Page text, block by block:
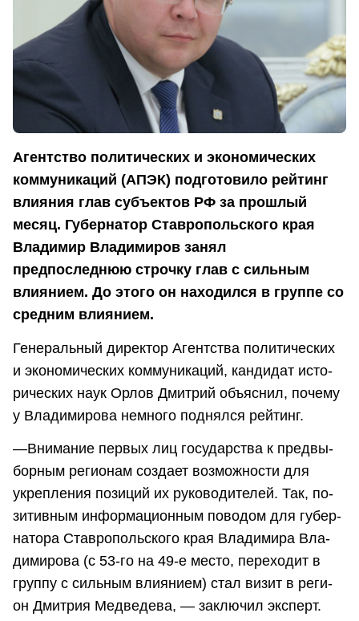
Агент­ство по­ли­ти­че­ских и эко­но­ми­че­ских
ком­му­ни­ка­ций (АПЭК) подготовило рейтинг
влияния глав субъектов РФ за прошлый
месяц. Губернатор Ставропольского края
Владимир Владимиров занял
предпоследнюю строчку глав с сильным
влиянием. До этого он находился в группе со
средним влиянием.
Ге­не­раль­ный ди­рек­тор Агент­ства по­ли­ти­че­ских
и эко­но­ми­че­ских ком­му­ни­ка­ций, кан­ди­дат ис­то­
ри­че­ских наук Орлов Дмитрий объяснил, почему
у Владимирова немного поднялся рейтинг.
—Вни­ма­ние пер­вых лиц го­су­дар­ства к пред­вы­
бор­ным ре­ги­о­нам со­зда­ет воз­мож­но­сти для
укреп­ле­ния по­зи­ций их ру­ко­во­ди­те­лей. Так, по­
зи­тив­ным ин­фор­ма­ци­он­ным по­во­дом для гу­бер­
на­то­ра Став­ро­поль­ско­го края Вла­ди­ми­ра Вла­
ди­ми­ро­ва (с 53-го на 49-е ме­сто, пе­ре­хо­дит в
груп­пу с силь­ным вли­я­ни­ем) стал ви­зит в ре­ги­
он Дмит­рия Мед­ве­де­ва, — заключил эксперт.